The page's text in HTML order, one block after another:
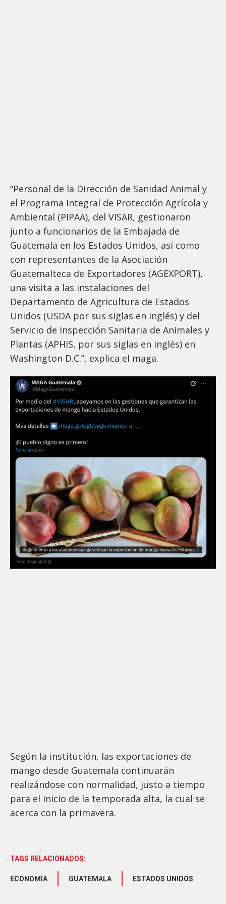
“Personal de la Dirección de Sanidad Animal y
el Programa Integral de Protección Agrícola y
Ambiental (PIPAA), del VISAR, gestionaron
junto a funcionarios de la Embajada de
Guatemala en los Estados Unidos, así como
con representantes de la Asociación
Guatemalteca de Exportadores (AGEXPORT),
una visita a las instalaciones del
Departamento de Agricultura de Estados
Unidos (USDA por sus siglas en inglés) y del
Servicio de Inspección Sanitaria de Animales y
Plantas (APHIS, por sus siglas en inglés) en
Washington D.C.”, explica el maga.
Según la institución, las exportaciones de
mango desde Guatemala continuarán
realizándose con normalidad, justo a tiempo
para el inicio de la temporada alta, la cual se
acerca con la primavera.
TAGS RELACIONADOS:
ECONOMÍA GUATEMALA ESTADOS UNIDOS